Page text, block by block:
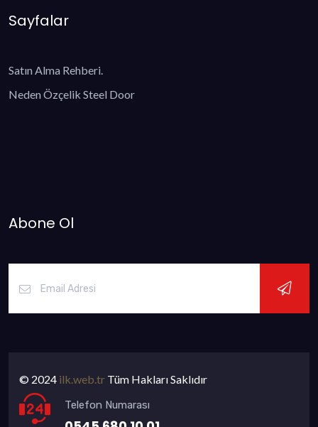
Sayfalar
Satın Alma Rehberi.
Neden Özçelik Steel Door
Abone Ol
© 2024 ilk.web.tr Tüm Hakları Saklıdır
Telefon Numarası